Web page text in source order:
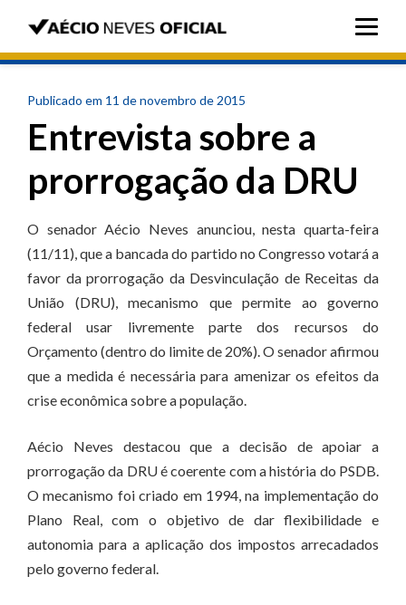
Publicado em 11 de novembro de 2015
Entrevista sobre a
prorrogação da DRU
O senador Aécio Neves anunciou, nesta quarta-feira
(11/11), que a bancada do partido no Congresso votará a
favor da prorrogação da Desvinculação de Receitas da
União (DRU), mecanismo que permite ao governo
federal usar livremente parte dos recursos do
Orçamento (dentro do limite de 20%). O senador afirmou
que a medida é necessária para amenizar os efeitos da
crise econômica sobre a população.
Aécio Neves destacou que a decisão de apoiar a
prorrogação da DRU é coerente com a história do PSDB.
O mecanismo foi criado em 1994, na implementação do
Plano Real, com o objetivo de dar flexibilidade e
autonomia para a aplicação dos impostos arrecadados
pelo governo federal.